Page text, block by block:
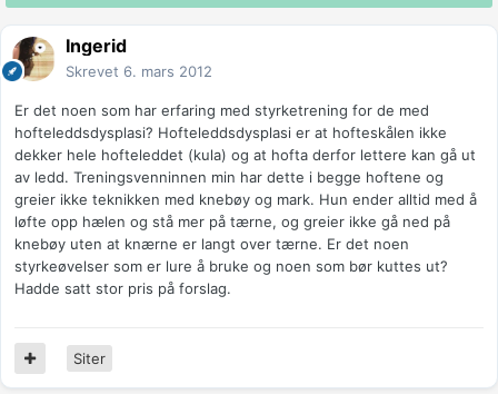
Ingerid
Skrevet 6. mars 2012
Er det noen som har erfaring med styrketrening for de med
hofteleddsdysplasi? Hofteleddsdysplasi er at hofteskålen ikke
dekker hele hofteleddet (kula) og at hofta derfor lettere kan gå ut
av ledd. Treningsvenninnen min har dette i begge hoftene og
greier ikke teknikken med knebøy og mark. Hun ender alltid med å
løfte opp hælen og stå mer på tærne, og greier ikke gå ned på
knebøy uten at knærne er langt over tærne. Er det noen
styrkeøvelser som er lure å bruke og noen som bør kuttes ut?
Hadde satt stor pris på forslag.
Siter